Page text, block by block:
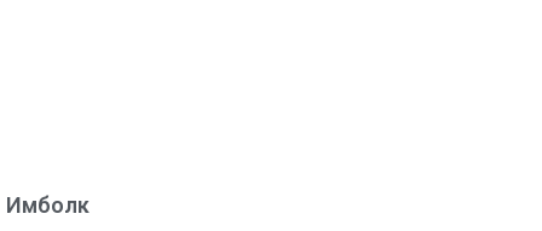
Имболк